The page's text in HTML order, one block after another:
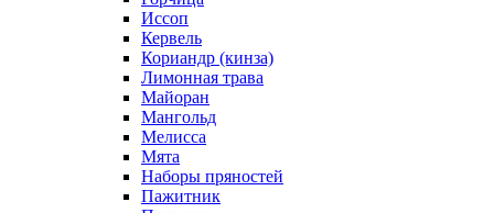
Иссоп
Кервель
Кориандр (кинза)
Лимонная трава
Майоран
Мангольд
Мелисса
Мята
Наборы пряностей
Пажитник